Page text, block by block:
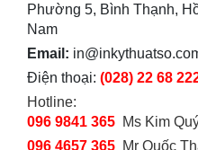
Phường 5, Bình Thạnh,
Nam
Email:
Điện thoại: (028) 22 68
Hotline:
096 9841 365 Ms Kim
096 4657 365 Mr Quốc